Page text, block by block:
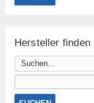
Hersteller finden